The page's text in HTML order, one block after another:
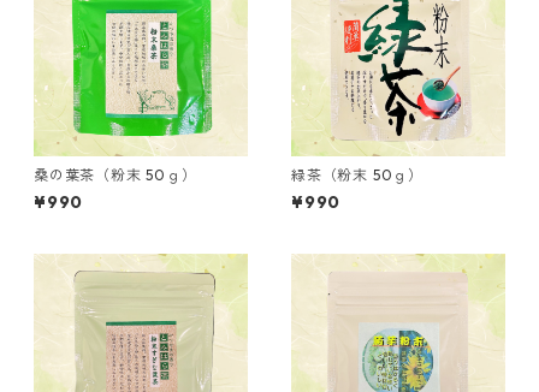
桑の葉茶（粉末 50ｇ）
¥990
緑茶（粉末 50ｇ）
¥990